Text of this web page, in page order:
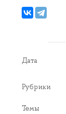
Дата
Рубрики
Темы